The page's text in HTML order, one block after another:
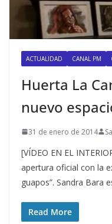
ACTUALIDAD CANAL PM
Huerta La
nuevo
31 de enero de 2014
[VÍDEO EN EL
apertura oficial con la
guapos”. Sandra Bara
Read More